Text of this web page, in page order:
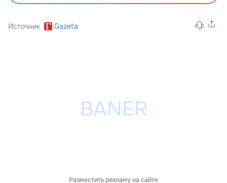
Источник Gazeta
Разместить рекламу на сайте